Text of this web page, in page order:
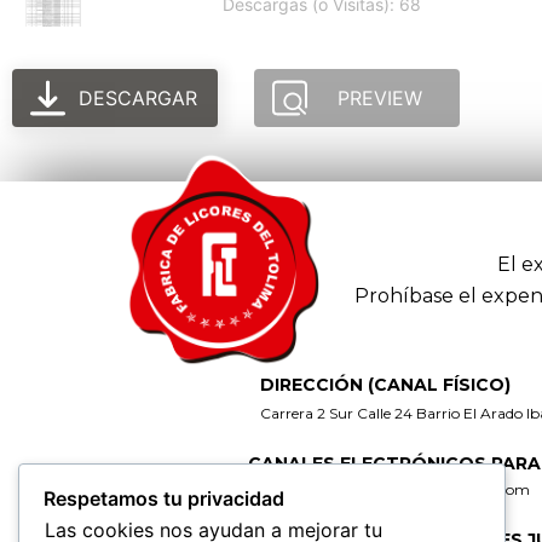
DESCARGAR PREVIEW
El
Prohíbase el
DIRECCIÓN (CANAL FÍSICO)
Carrera 2 Sur Calle 24 Barrio El Arado
CANALES ELECTRÓNICOS
gerencia@fabricadelicoresdeltolima.com
Respetamos tu privacidad
Las cookies nos ayudan a mejorar tu